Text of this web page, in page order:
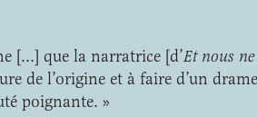
[…] que la narratrice [d’Et nous
de l’origine et à faire d’un
poignante. »